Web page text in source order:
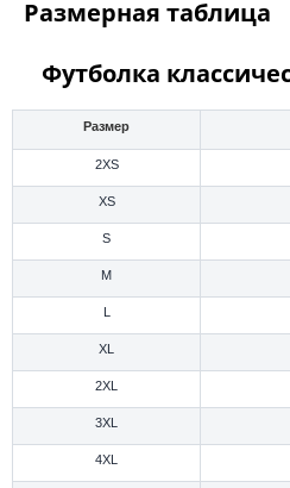
Размерная таблица
Футболка
Размер
2XS
XS
S
M
XL
2XL
3XL
4XL